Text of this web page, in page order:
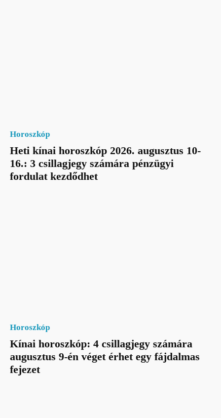
Horoszkóp
Heti kínai horoszkóp 2026. augusztus 10-
16.: 3 csillagjegy számára pénzügyi
fordulat kezdődhet
Horoszkóp
Kínai horoszkóp: 4 csillagjegy számára
augusztus 9-én véget érhet egy fájdalmas
fejezet